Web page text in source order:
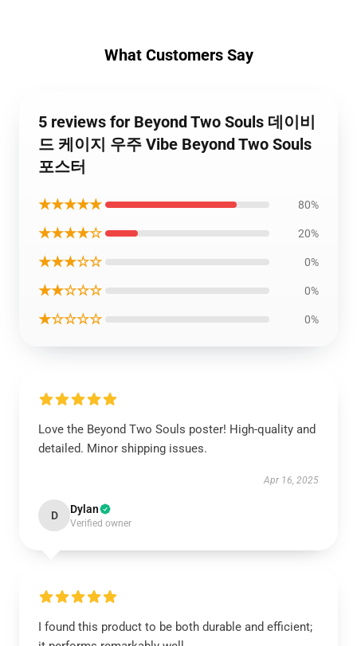
What Customers Say
5 reviews for Beyond Two Souls 데이비
드 케이지 우주 Vibe Beyond Two Souls
포스터
★★★★★ 80%
★★★★☆ 20%
★★★☆☆ 0%
★★☆☆☆ 0%
★☆☆☆☆ 0%
Love the Beyond Two Souls poster! High-quality and
detailed. Minor shipping issues.
Apr 16, 2025
D Dylan
Verified owner
I found this product to be both durable and efficient;